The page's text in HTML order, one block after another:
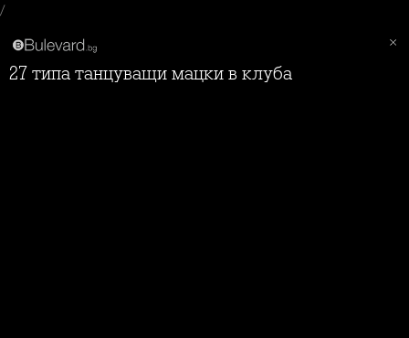
/
27 типа танцуващи мацки в клуба